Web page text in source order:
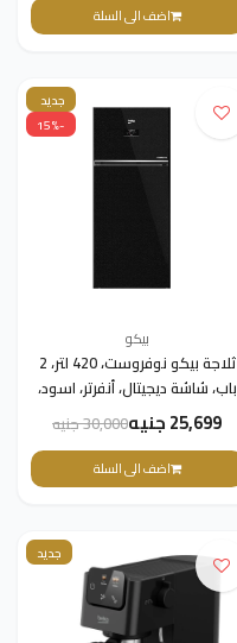
اضف الى السلة
جديد
-15%
بيكو
ثلاجة بيكو نوفروست، 420 لتر، 2
باب، شاشة ديجيتال، أنفرتر، اسود،
موديل RDNE420K02DXITEGB
25,699 جنيه 30,000 جنيه
اضف الى السلة
جديد